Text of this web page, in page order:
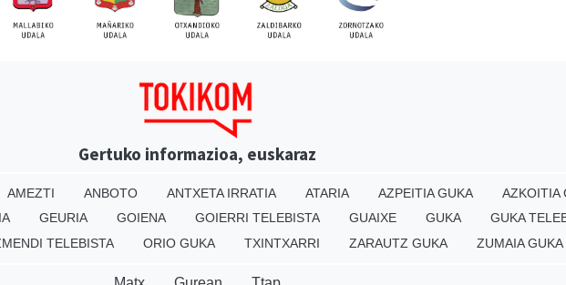
Gertuko informazioa, euskaraz
AMEZTI ANBOTO ANTXETA IRRATIA ATARIA AZPEITIA GUKA AZKOITIA
GEURIA GOIENA GOIERRI TELEBISTA GUAIXE GUKA GUKA
TELEBISTA ORIO GUKA TXINTXARRI ZARAUTZ GUKA ZUMAIA GUKA